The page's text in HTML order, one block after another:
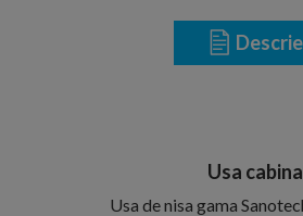
Usa
Usa de nisa gama